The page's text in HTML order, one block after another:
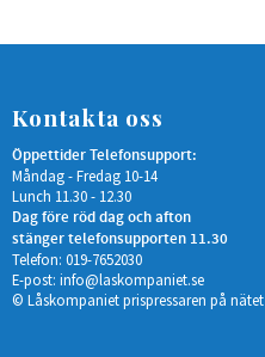
Kontakta oss
Öppettider Telefonsupport:
Måndag - Fredag 10-14
Lunch 11.30 - 12.30
Dag före röd dag och afton
stänger telefonsupporten 11.30
Telefon: 019-7652030
E-post: info@laskompaniet.se
© Låskompaniet prispressaren på nätet